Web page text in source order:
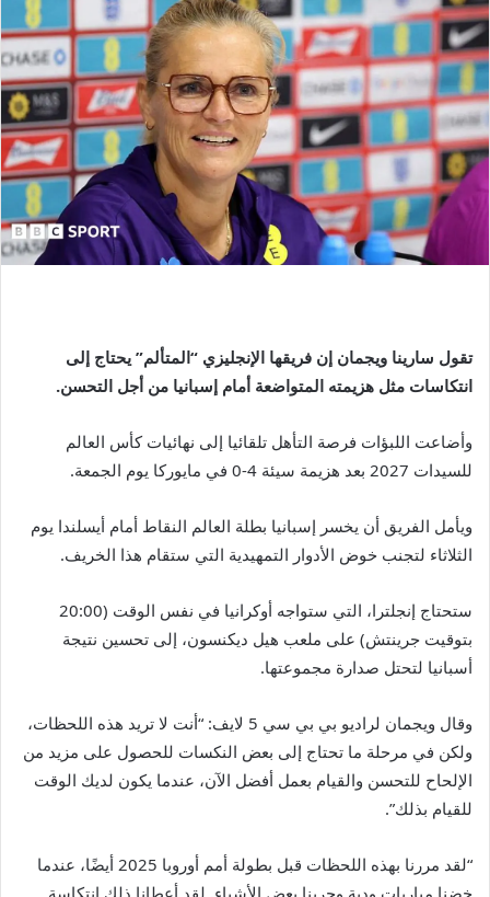
تقول سارينا ويجمان إن فريقها الإنجليزي “المتألم” يحتاج إلى
انتكاسات مثل هزيمته المتواضعة أمام إسبانيا من أجل التحسن.
وأضاعت اللبؤات فرصة التأهل تلقائيا إلى نهائيات كأس العالم
للسيدات 2027 بعد هزيمة سيئة 4-0 في مايوركا يوم الجمعة.
ويأمل الفريق أن يخسر إسبانيا بطلة العالم النقاط أمام أيسلندا يوم
الثلاثاء لتجنب خوض الأدوار التمهيدية التي ستقام هذا الخريف.
ستحتاج إنجلترا، التي ستواجه أوكرانيا في نفس الوقت (20:00
بتوقيت جرينتش) على ملعب هيل ديكنسون، إلى تحسين نتيجة
أسبانيا لتحتل صدارة مجموعتها.
وقال ويجمان لراديو بي بي سي 5 لايف: “أنت لا تريد هذه اللحظات،
ولكن في مرحلة ما تحتاج إلى بعض النكسات للحصول على مزيد من
الإلحاح للتحسن والقيام بعمل أفضل الآن، عندما يكون لديك الوقت
للقيام بذلك”.
“لقد مررنا بهذه اللحظات قبل بطولة أمم أوروبا 2025 أيضًا، عندما
خضنا مباريات ودية وجربنا بعض الأشياء. لقد أعطانا ذلك انتكاسة